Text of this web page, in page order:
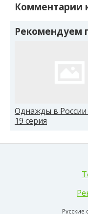
Комментарии
Рекомендуем
Однажды в России
19 серия